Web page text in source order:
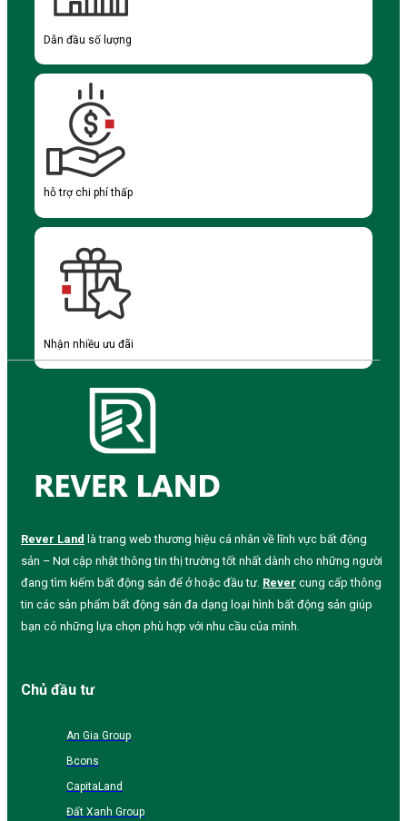
Dẫn đầu số lượng
hỗ trợ chi phí thấp
Nhận nhiều ưu đãi
Rever Land là trang web thương hiệu cá nhân về lĩnh vực bất động
sản – Nơi cập nhật thông tin thị trường tốt nhất dành cho những người
đang tìm kiếm bất động sản để ở hoặc đầu tư. Rever cung cấp thông
tin các sản phẩm bất động sản đa dạng loại hình bất động sản giúp
bạn có những lựa chọn phù hợp với nhu cầu của mình.
Chủ đầu tư
An Gia Group
Bcons
CapitaLand
Đất Xanh Group